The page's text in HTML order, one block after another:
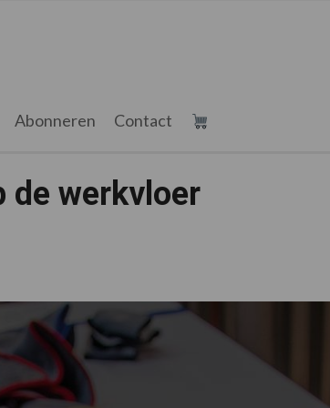
Abonneren Contact
de werkvloer